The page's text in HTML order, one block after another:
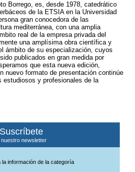
Borrego, es, desde 1978, catedrático
de la ETSIA en la Universidad
gran conocedora de las
mediterránea, con una amplia
real de la empresa privada del
una amplísima obra científica y
ámbito de su especialización, cuyos
publicados en gran medida por
que esta nueva edición,
nuevo formato de presentación continúe
estudiosos y profesionales de la
Suscríbete
nuestro newsletter
la información de la categoría